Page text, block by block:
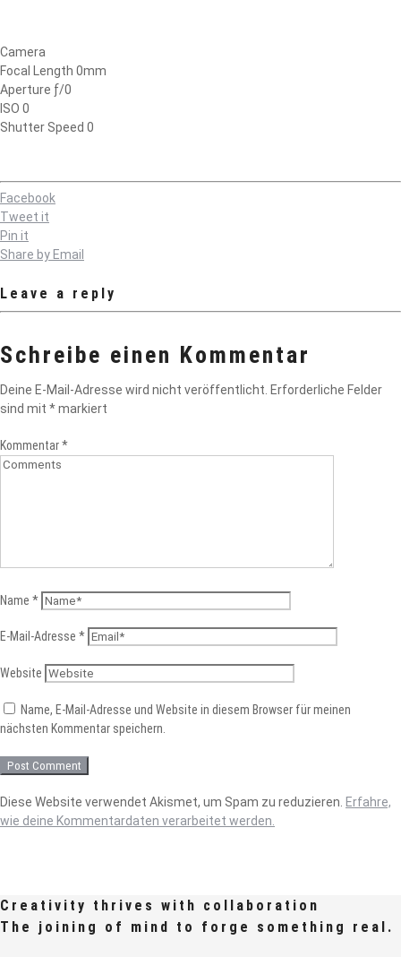
Camera
Focal Length 0mm
Aperture ƒ/0
ISO 0
Shutter Speed 0
Facebook
Tweet it
Pin it
Share by Email
Leave a reply
Schreibe einen Kommentar
Deine E-Mail-Adresse wird nicht veröffentlicht. Erforderliche Felder
sind mit *markiert
Kommentar*
Name *
E-Mail-Adresse *
Website
Name, E-Mail-Adresse und Website in diesem Browser für meinen
nächsten Kommentar speichern.
Diese Website verwendet Akismet, um Spam zu reduzieren. Erfahre,
wie deine Kommentardaten verarbeitet werden.
Creativity thrives with collaboration
The joining of mind to forge something real.